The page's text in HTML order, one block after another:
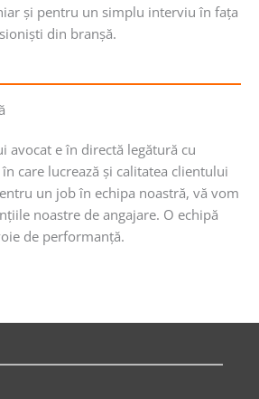
şi pentru un simplu interviu în faţa
din branşă.
avocat e în directă legătură cu
care lucrează şi calitatea clientului
un job în echipa noastră, vă vom
noastre de angajare. O echipă
de performanţă.